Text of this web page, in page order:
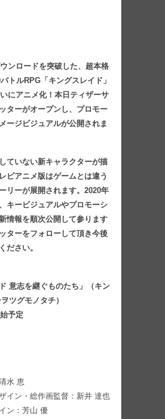
ンロードを突破した、超本格
トルRPG「キングスレイド」
にアニメ化！本日ティザーサ
ターがオープンし、プロモー
ージビジュアルが公開されま
ていない新キャラクターが描
ビアニメ版はゲームとは違う
リーが展開されます。2020年
キービジュアルやプロモーシ
情報を順次公開して参ります
ターをフォローして頂き今後
ださい。
意志を継ぐものたち」（キン
ツグモノタチ）
予定
水 恵
イン・総作画監督：新井 達也
ン：芳山 優